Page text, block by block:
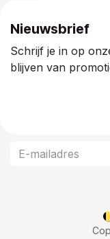
Nieuwsbrief
Schrijf je in op
blijven van